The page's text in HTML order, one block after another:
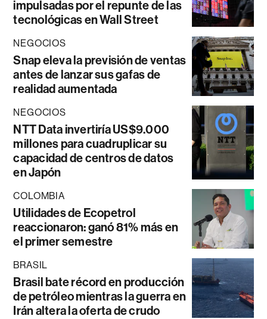
impulsadas por el repunte de las
tecnológicas en Wall Street
NEGOCIOS
Snap eleva la previsión de ventas
antes de lanzar sus gafas de
realidad aumentada
NEGOCIOS
NTT Data invertiría US$9.000
millones para cuadruplicar su
capacidad de centros de datos
en Japón
COLOMBIA
Utilidades de Ecopetrol
reaccionaron: ganó 81% más en
el primer semestre
BRASIL
Brasil bate récord en producción
de petróleo mientras la guerra en
Irán altera la oferta de crudo